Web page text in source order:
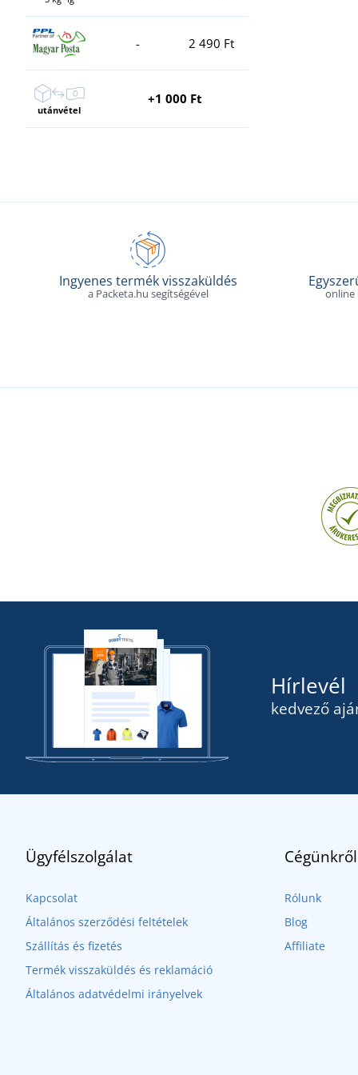
- 2 490 Ft
utánvétel
+1 000 Ft
Ingyenes termék visszaküldés
a Packeta.hu segítségével online
Hírlevél
kedvező
Ügyfélszolgálat
Kapcsolat
Általános szerződési feltételek
Szállítás és fizetés
Termék visszaküldés és reklamáció
Általános adatvédelmi irányelvek
Cégünkről
Rólunk
Blog
Affiliate